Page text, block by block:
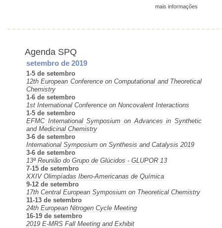
mais informações
Agenda SPQ
setembro de 2019
1-5 de setembro
12th European Conference on Computational and Theoretical
Chemistry
1-6 de setembro
1st International Conference on Noncovalent Interactions
1-5 de setembro
EFMC International Symposium on Advances in Synthetic
and Medicinal Chemistry
3-6 de setembro
International Symposium on Synthesis and Catalysis 2019
3-6 de setembro
13ª Reunião do Grupo de Glúcidos - GLUPOR 13
7-15 de setembro
XXIV Olimpíadas Ibero-Americanas de Química
9-12 de setembro
17th Central European Symposium on Theoretical Chemistry
11-13 de setembro
24th European Nitrogen Cycle Meeting
16-19 de setembro
2019 E-MRS Fall Meeting and Exhibit